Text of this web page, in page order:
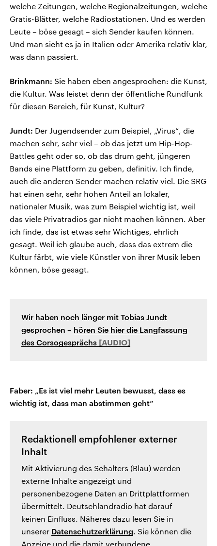
welche Zeitungen, welche Regionalzeitungen, welche
Gratis-Blätter, welche Radiostationen. Und es werden
Leute – böse gesagt – sich Sender kaufen können.
Und man sieht es ja in Italien oder Amerika relativ klar,
was dann passiert.
Brinkmann: Sie haben eben angesprochen: die Kunst,
die Kultur. Was leistet denn der öffentliche Rundfunk
für diesen Bereich, für Kunst, Kultur?
Jundt: Der Jugendsender zum Beispiel, „Virus“, die
machen sehr, sehr viel – ob das jetzt um Hip-Hop-
Battles geht oder so, ob das drum geht, jüngeren
Bands eine Plattform zu geben, definitiv. Ich finde,
auch die anderen Sender machen relativ viel. Die SRG
hat einen sehr, sehr hohen Anteil an lokaler,
nationaler Musik, was zum Beispiel wichtig ist, weil
das viele Privatradios gar nicht machen können. Aber
ich finde, das ist etwas sehr Wichtiges, ehrlich
gesagt. Weil ich glaube auch, dass das extrem die
Kultur färbt, wie viele Künstler von ihrer Musik leben
können, böse gesagt.
Wir haben noch länger mit Tobias Jundt
gesprochen – hören Sie hier die Langfassung
des Corsogesprächs
Faber: „Es ist viel mehr Leuten bewusst, dass es
wichtig ist, dass man abstimmen geht“
Redaktionell empfohlener externer
Inhalt
Mit Aktivierung des Schalters (Blau) werden
externe Inhalte angezeigt und
personenbezogene Daten an Drittplattformen
übermittelt. Deutschlandradio hat darauf
keinen Einfluss. Näheres dazu lesen Sie in
unserer Datenschutzerklärung. Sie können die
Anzeige und die damit verbundene